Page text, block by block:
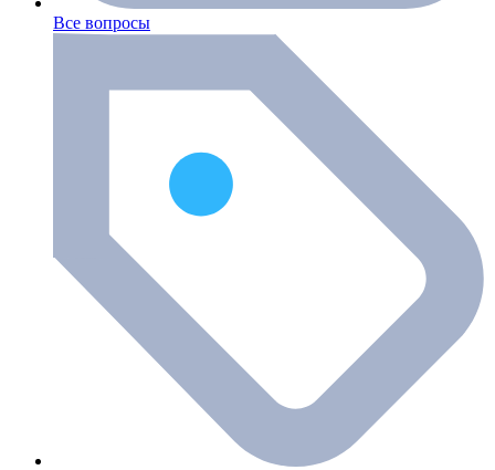
Все вопросы